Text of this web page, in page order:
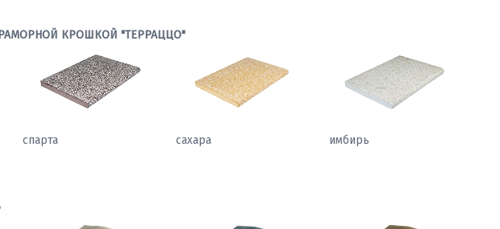
КРОШКОЙ "ТЕРРАЦЦО"
спарта сахара имбирь